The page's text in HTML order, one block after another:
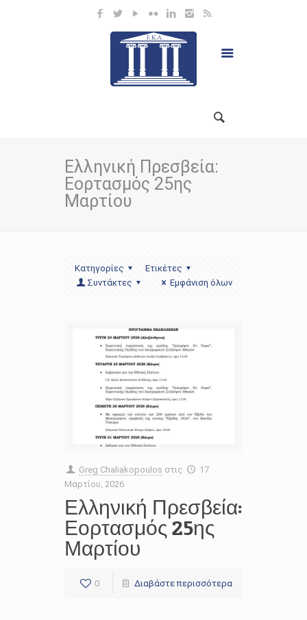
Ελληνική Πρεσβεία:
Εορτασμός 25ης
Μαρτίου
Κατηγορίες
Ετικέτες
Συντάκτες
Εμφάνιση όλων
Greg Chaliakopoulos στις
17
Μαρτίου, 2026
Ελληνική Πρεσβεία:
Εορτασμός 25ης
Μαρτίου
0 Διαβάστε περισσότερα